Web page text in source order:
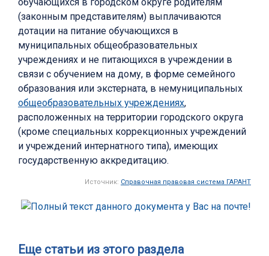
(законным представителям) выплачиваются
дотации на питание обучающихся в
муниципальных общеобразовательных
учреждениях и не питающихся в учреждении в
связи с обучением на дому, в форме семейного
образования или экстерната, в немуниципальных
общеобразовательных учреждениях,
расположенных на территории городского округа
(кроме специальных коррекционных учреждений
и учреждений интернатного типа), имеющих
государственную аккредитацию.
Источник: Справочная правовая система ГАРАНТ
Еще статьи из этого раздела